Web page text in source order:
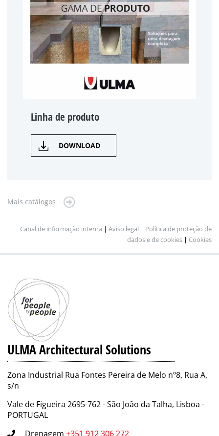
Linha de produto
DOWNLOAD
Mais catálogos
Canal de informação interna | Aviso legal | Política de proteção de
dados e de cookies | Cookies
ULMA Architectural Solutions
Zona Industrial Rua Fontes Pereira de Melo nº8, Rua A,
s/n
Vale de Figueira 2695-762 - São João da Talha, Lisboa -
PORTUGAL
Drenagem +351 912 306 272